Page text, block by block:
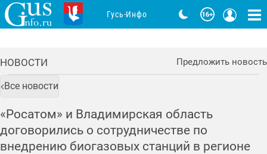
НОВОСТИ Предложить новость
Все новости
«Росатом» и Владимирская область
договорились о сотрудничестве по
внедрению биогазовых станций в регионе
Гусь-Инфо